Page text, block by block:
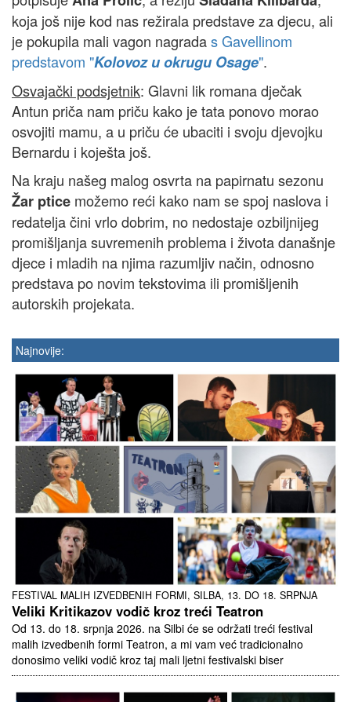
koja još nije kod nas režirala predstave za djecu, ali
je pokupila mali vagon nagradas Gavellinom
predstavom "Kolovoz u okrugu Osage".
Osvajački podsjetnik: Glavni lik romana dječak
Antun priča nam priču kako je tata ponovo morao
osvojiti mamu, a u priču će ubaciti i svoju djevojku
Bernardu i koješta još.
Na kraju našeg malog osvrta na papirnatu sezonu
Žar ptice možemo reći kako nam se spoj naslova i
redatelja čini vrlo dobrim, no nedostaje ozbiljnijeg
promišljanja suvremenih problema i života današnje
djece i mladih na njima razumljiv način, odnosno
predstava po novim tekstovima ili promišljenih
autorskih projekata.
Najnovije:
FESTIVAL MALIH IZVEDBENIH FORMI, SILBA, 13. DO 18. SRPNJA
Veliki Kritikazov vodič kroz treći Teatron
Od 13. do 18. srpnja 2026. na Silbi će se održati treći festival
malih izvedbenih formi Teatron, a mi vam već tradicionalno
donosimo veliki vodič kroz taj mali ljetni festivalski biser